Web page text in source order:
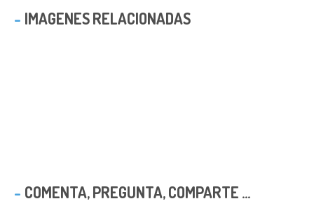
IMAGENES RELACIONADAS
COMENTA, PREGUNTA, COMPARTE ...